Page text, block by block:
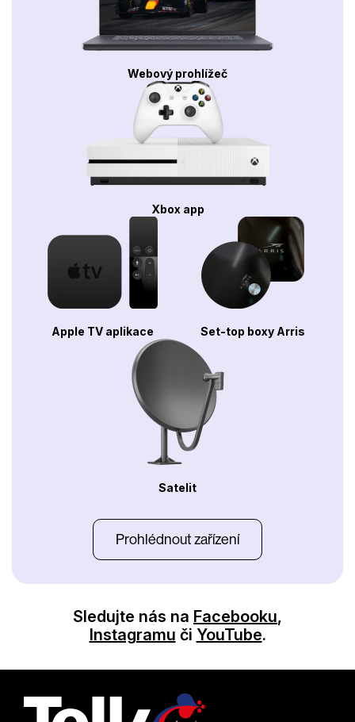
Webový prohlížeč
Xbox app
Apple TV aplikace Set-top boxy Arris
Satelit
Prohlédnout zařízení
Sledujte nás na Facebooku,
Instagramu či YouTube.